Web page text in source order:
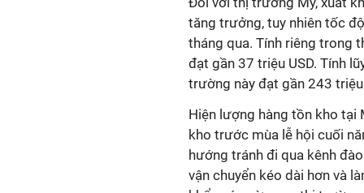
tăng trưởng, tuy nhiên tốc
tháng qua. Tính riêng trong
đạt gần 37 triệu USD. Tính
trường này đạt gần 243 triệu
Hiện lượng hàng tồn kho tại
kho trước mùa lễ hội cuối
hướng tránh đi qua kênh
vận chuyển kéo dài hơn và